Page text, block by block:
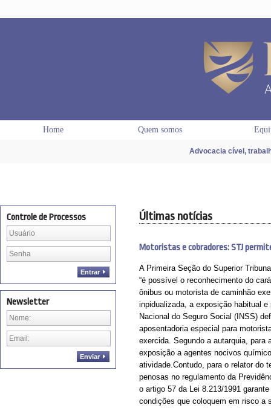
Home Quem somos
Advocacia cível,
Controle de Processos
Entrar
Newsletter
Enviar
Últimas notícias
Motoristas e cobradores: STJ
A Primeira Seção do Superior
“é possível o reconhecimento do
ônibus ou motorista de caminhão
inpidualizada, a exposição habitual
Nacional do Seguro Social (INSS)
aposentadoria especial para
exercida. Segundo a autarquia,
exposição a agentes nocivos
atividade.Contudo, para o relator do
penosas no regulamento da
o artigo 57 da Lei 8.213/1991
condições que coloquem em risco a